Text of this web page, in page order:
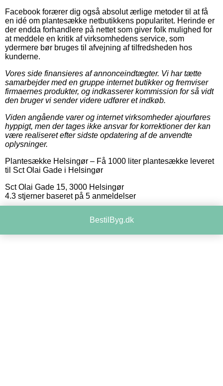
Facebook forærer dig også absolut ærlige metoder til at få
en idé om plantesække netbutikkens popularitet. Herinde er
der endda forhandlere på nettet som giver folk mulighed for
at meddele en kritik af virksomhedens service, som
ydermere bør bruges til afvejning af tilfredsheden hos
kunderne.
Vores side finansieres af annonceindtægter. Vi har tætte
samarbejder med en gruppe internet butikker og fremviser
firmaernes produkter, og indkasserer kommission for så vidt
den bruger vi sender videre udfører et indkøb.
Viden angående varer og internet virksomheder ajourføres
hyppigt, men der tages ikke ansvar for korrektioner der kan
være realiseret efter sidste opdatering af de anvendte
oplysninger.
Plantesække Helsingør – Få 1000 liter plantesække leveret
til Sct Olai Gade i Helsingør
Sct Olai Gade 15, 3000 Helsingør
4.3 stjerner baseret på 5 anmeldelser
BestilByg.dk